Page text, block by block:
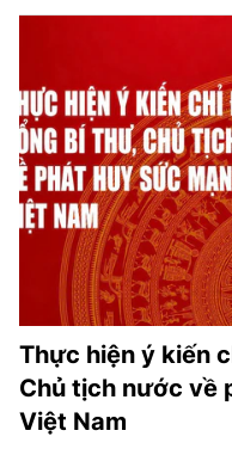
Thực hiện ý kiến
Chủ tịch nước về
Việt Nam